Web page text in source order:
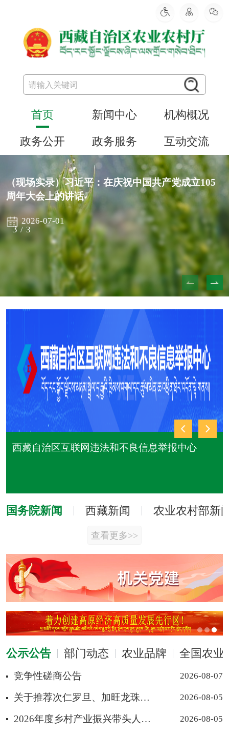
首页 新闻中心 机构概况
政务公开 政务服务 互动交流
（现场实录）习近平：在庆祝中国共产党成立105
周年大会上的讲话
2026-07-01
3/ 3
西藏自治区互联网违法和不良信息举报中心
国务院新闻 西藏新闻 农业农村部新
查看更多>>
公示公告 部门动态 农业品牌 全国农业
竞争性磋商公告 2026-08-07
关于推荐次仁罗旦、加旺龙珠、达娃次仁为“全国十佳农民”宣传选树项目 候选人的公示 2026-08-05
2026年度乡村产业振兴带头人培育 “头雁”项目比选公告 2026-08-05